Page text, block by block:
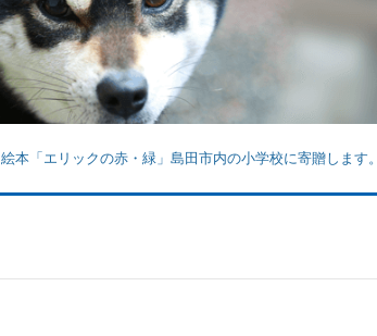
絵本「エリックの赤・緑」島田市内の小学校に寄贈します。